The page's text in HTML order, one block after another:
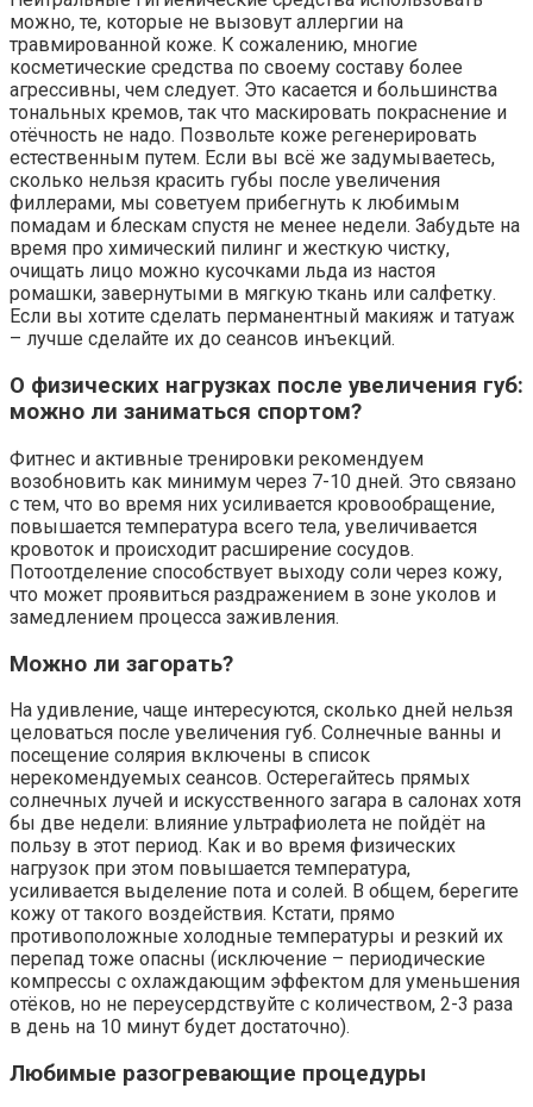
можно, те, которые не вызовут аллергии на
травмированной коже. К сожалению, многие
косметические средства по своему составу более
агрессивны, чем следует. Это касается и большинства
тональных кремов, так что маскировать покраснение и
отёчность не надо. Позвольте коже регенерировать
естественным путем. Если вы всё же задумываетесь,
сколько нельзя красить губы после увеличения
филлерами, мы советуем прибегнуть к любимым
помадам и блескам спустя не менее недели. Забудьте на
время про химический пилинг и жесткую чистку,
очищать лицо можно кусочками льда из настоя
ромашки, завернутыми в мягкую ткань или салфетку.
Если вы хотите сделать перманентный макияж и татуаж
– лучше сделайте их до сеансов инъекций.
О физических нагрузках после увеличения губ:
можно ли заниматься спортом?
Фитнес и активные тренировки рекомендуем
возобновить как минимум через 7-10 дней. Это связано
с тем, что во время них усиливается кровообращение,
повышается температура всего тела, увеличивается
кровоток и происходит расширение сосудов.
Потоотделение способствует выходу соли через кожу,
что может проявиться раздражением в зоне уколов и
замедлением процесса заживления.
Можно ли загорать?
На удивление, чаще интересуются, сколько дней нельзя
целоваться после увеличения губ. Солнечные ванны и
посещение солярия включены в список
нерекомендуемых сеансов. Остерегайтесь прямых
солнечных лучей и искусственного загара в салонах хотя
бы две недели: влияние ультрафиолета не пойдёт на
пользу в этот период. Как и во время физических
нагрузок при этом повышается температура,
усиливается выделение пота и солей. В общем, берегите
кожу от такого воздействия. Кстати, прямо
противоположные холодные температуры и резкий их
перепад тоже опасны (исключение – периодические
компрессы с охлаждающим эффектом для уменьшения
отёков, но не переусердствуйте с количеством, 2-3 раза
в день на 10 минут будет достаточно).
Любимые разогревающие процедуры